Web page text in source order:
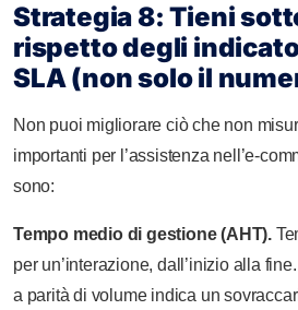
Strategia 8: Tieni
rispetto degli
SLA (non solo il
Non puoi migliorare ciò che non
importanti per l’assistenza nell’e-
sono:
Tempo medio di gestione (AHT).
per un’interazione, dall’inizio alla
a parità di volume indica un